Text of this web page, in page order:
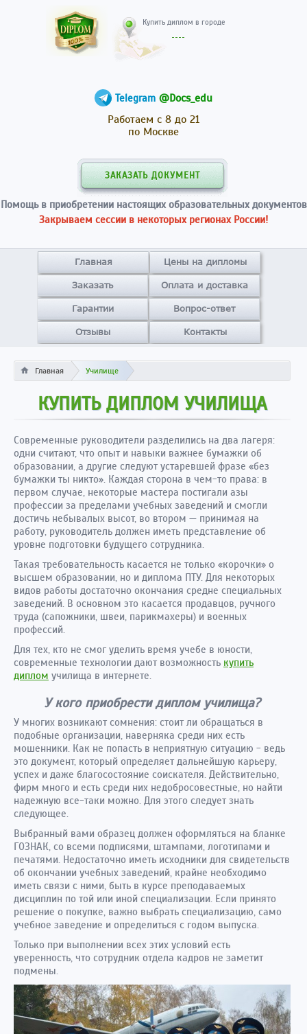
Telegram @Docs_edu
Работаем с 8 до 21
по Москве
ЗАКАЗАТЬ ДОКУМЕНТ
Помощь в приобретении настоящих образовательных документов
Закрываем сессии в некоторых регионах России!
Главная Цены на дипломы
Заказать Оплата и доставка
Гарантии Вопрос-ответ
Отзывы Контакты
Главная Училище
КУПИТЬ ДИПЛОМ УЧИЛИЩА
Современные руководители разделились на два лагеря:
одни считают, что опыт и навыки важнее бумажки об
образовании, а другие следуют устаревшей фразе «без
бумажки ты никто». Каждая сторона в чем-то права: в
первом случае, некоторые мастера постигали азы
профессии за пределами учебных заведений и смогли
достичь небывалых высот, во втором — принимая на
работу, руководитель должен иметь представление об
уровне подготовки будущего сотрудника.
Такая требовательность касается не только «корочки» о
высшем образовании, но и диплома ПТУ. Для некоторых
видов работы достаточно окончания средне специальных
заведений. В основном это касается продавцов, ручного
труда (сапожники, швеи, парикмахеры) и военных
профессий.
Для тех, кто не смог уделить время учебе в юности,
современные технологии дают возможность купить
диплом училища в интернете.
У кого приобрести диплом училища?
У многих возникают сомнения: стоит ли обращаться в
подобные организации, наверняка среди них есть
мошенники. Как не попасть в неприятную ситуацию - ведь
это документ, который определяет дальнейшую карьеру,
успех и даже благосостояние соискателя. Действительно,
фирм много и есть среди них недобросовестные, но найти
надежную все-таки можно. Для этого следует знать
следующее.
Выбранный вами образец должен оформляться на бланке
ГОЗНАК, со всеми подписями, штампами, логотипами и
печатями. Недостаточно иметь исходники для свидетельств
об окончании учебных заведений, крайне необходимо
иметь связи с ними, быть в курсе преподаваемых
дисциплин по той или иной специализации. Если принято
решение о покупке, важно выбрать специализацию, само
учебное заведение и определиться с годом выпуска.
Только при выполнении всех этих условий есть
уверенность, что сотрудник отдела кадров не заметит
подмены.